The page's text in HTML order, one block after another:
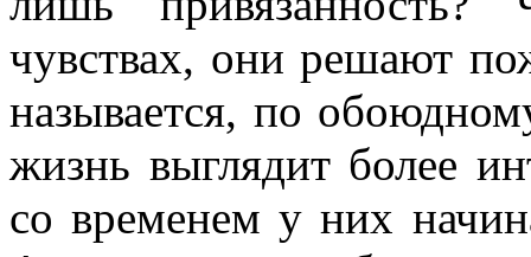
чувствах, они решают
называется, по
жизнь выглядит более
со временем у них